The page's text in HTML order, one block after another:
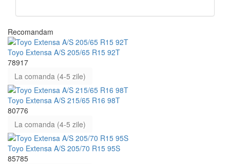
Recomandam
Toyo Extensa A/S 205/65 R15 92T
78917
La comanda (4-5 zile)
Toyo Extensa A/S 215/65 R16 98T
80776
La comanda (4-5 zile)
Toyo Extensa A/S 205/70 R15 95S
85785